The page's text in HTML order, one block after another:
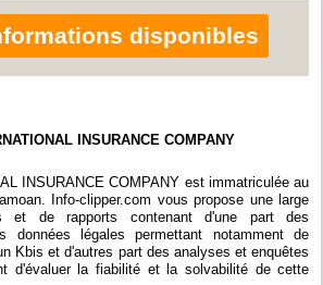
disponibles
INSURANCE COMPANY
INSURANCE COMPANY est immatriculée au
Info-clipper.com vous propose une large
et de rapports contenant d'une part des
données légales permettant notamment de
Kbis et d'autres part des analyses et enquêtes
d'évaluer la fiabilité et la solvabilité de cette